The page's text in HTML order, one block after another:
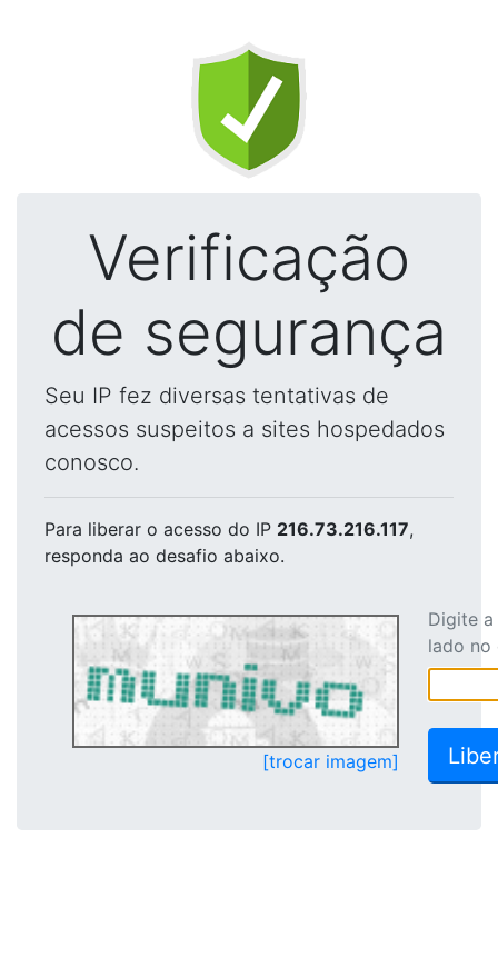
Verificação
de segurança
Seu IP fez diversas tentativas de
acessos suspeitos a sites hospedados
conosco.
Para liberar o acesso do IP 216.73.216.117,
responda ao desafio abaixo.
[trocar imagem]
Digite
lado no